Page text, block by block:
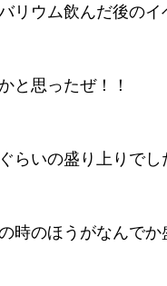
リウム飲んだ後の
と思ったぜ！！
らいの盛り上りで
時のほうがなんで